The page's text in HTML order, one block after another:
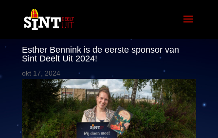
Esther Bennink is de eerste sponsor van
Sint Deelt Uit 2024!
okt 17, 2024